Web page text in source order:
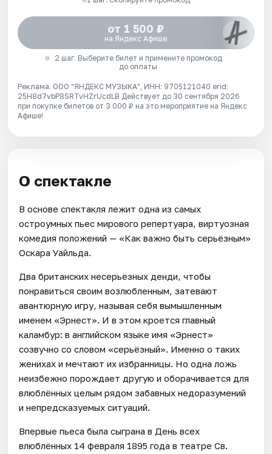
от 1 500 ₽
на Яндекс Афише
2 шаг. Выберите билет и примените промокод
до оплаты
Реклама. ООО "ЯНДЕКС МУЗЫКА", ИНН: 9705121040 erid:
25H8d7vbP8SRTvHZrUcdLB Действует до 30 сентября 2026
при покупке билетов от 3 000 ₽ на это мероприятие на Яндекс
Афише!
О спектакле
В основе спектакля лежит одна из самых
остроумных пьес мирового репертуара, виртуозная
комедия положений — «Как важно быть серьёзным»
Оскара Уайльда.
Два британских несерьёзных денди, чтобы
понравиться своим возлюбленным, затевают
авантюрную игру, называя себя вымышленным
именем «Эрнест». И в этом кроется главный
каламбур: в английском языке имя «Эрнест»
созвучно со словом «серьёзный». Именно о таких
женихах и мечтают их избранницы. Но одна ложь
неизбежно порождает другую и оборачивается для
влюблённых целым рядом забавных недоразумений
и непредсказуемых ситуаций.
Впервые пьеса была сыграна в День всех
влюблённых 14 февраля 1895 года в театре Св.